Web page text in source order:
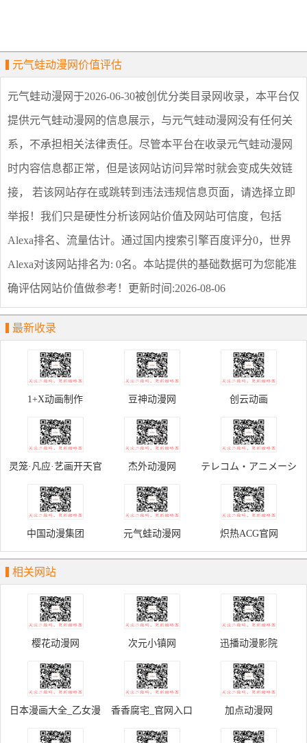
元气蛙动漫网价值评估
元气蛙动漫网 于2026-06-30被创优分类目录网收录，本平台仅
提供元气蛙动漫网 的信息展示，与元气蛙动漫网没有任何关
系，不承担相关法律责任。尽管本平台在收录元气蛙动漫网
时内容信息都正常，但是该网站访问异常时就会变成失效链
接， 若该网站存在或跳转到违法违规信息页面，请选择立即
举报 ！我们只是硬性分析该网站价值及网站可信度，包括
Alexa排名、流量估计。通过国内搜索引擎百度评分0，世界
Alexa对该网站排名为: 0名。本站提供的基础数据可为您能准
确评估网站价值做参考！ 更新时间:2026-08-06
最新收录
1+X动画制作 豆神动漫网 创云动画
灵笼·凡应·艺画开天官
网
杰外动漫网 テレコム・アニメーシ
ョンフィルム オフィ
中国动漫集团
元气蛙动漫网 炽热ACG官网
相关网站
樱花动漫网 次元小镇网 迅播动漫影院
日本漫画大全_乙女漫
画
香香腐宅_官网入口 加点动漫网